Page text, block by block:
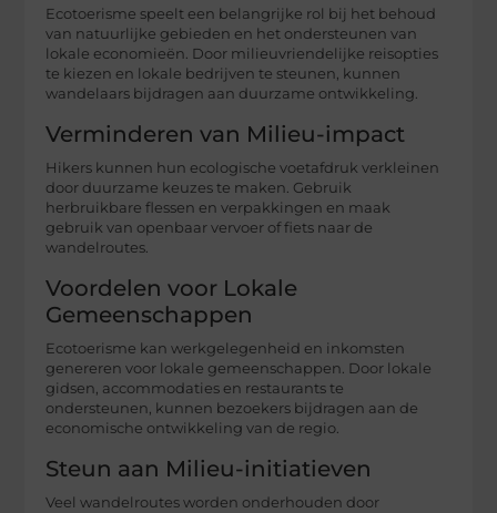
Ecotoerisme speelt een belangrijke rol bij het behoud
van natuurlijke gebieden en het ondersteunen van
lokale economieën. Door milieuvriendelijke reisopties
te kiezen en lokale bedrijven te steunen, kunnen
wandelaars bijdragen aan duurzame ontwikkeling.
Verminderen van Milieu-impact
Hikers kunnen hun ecologische voetafdruk verkleinen
door duurzame keuzes te maken. Gebruik
herbruikbare flessen en verpakkingen en maak
gebruik van openbaar vervoer of fiets naar de
wandelroutes.
Voordelen voor Lokale
Gemeenschappen
Ecotoerisme kan werkgelegenheid en inkomsten
genereren voor lokale gemeenschappen. Door lokale
gidsen, accommodaties en restaurants te
ondersteunen, kunnen bezoekers bijdragen aan de
economische ontwikkeling van de regio.
Steun aan Milieu-initiatieven
Veel wandelroutes worden onderhouden door